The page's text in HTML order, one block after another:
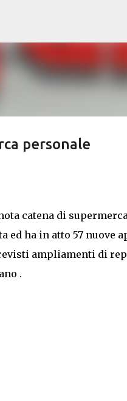
aziende e
personale
catena di
ed ha in atto 57 nuove
ampliamenti di
.